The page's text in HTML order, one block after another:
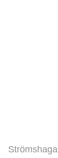
Strömshaga